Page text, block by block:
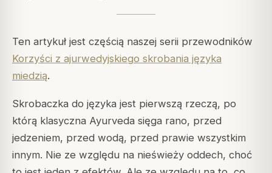
Ten artykuł jest częścią naszej serii przewodników
Korzyści z ajurwedyjskiego skrobania języka
miedzią.
Skrobaczka do języka jest pierwszą rzeczą, po
którą klasyczna Ayurveda sięga rano, przed
jedzeniem, przed wodą, przed prawie wszystkim
innym. Nie ze względu na nieświeży oddech, choć